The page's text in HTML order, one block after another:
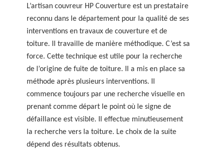
L’artisan couvreur HP Couverture est un prestataire
reconnu dans le département pour la qualité de ses
interventions en travaux de couverture et de
toiture. Il travaille de manière méthodique. C’est sa
force. Cette technique est utile pour la recherche
de l’origine de fuite de toiture. Il a mis en place sa
méthode après plusieurs interventions. Il
commence toujours par une recherche visuelle en
prenant comme départ le point où le signe de
défaillance est visible. Il effectue minutieusement
la recherche vers la toiture. Le choix de la suite
dépend des résultats obtenus.